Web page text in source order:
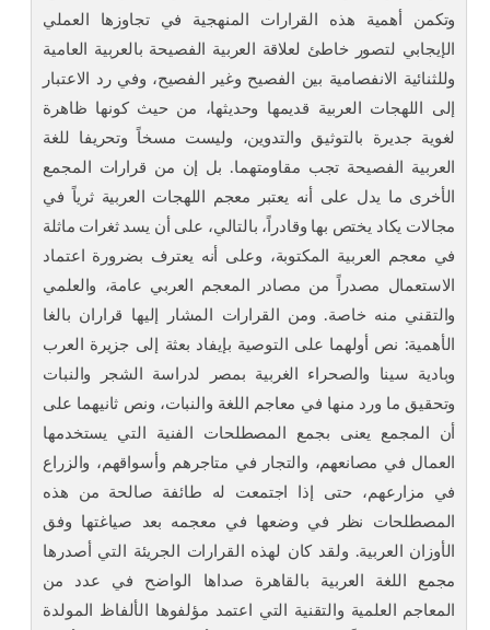
وتكمن أهمية هذه القرارات المنهجية في تجاوزها العملي
الإيجابي لتصور خاطئ لعلاقة العربية الفصيحة بالعربية العامية
وللثنائية الانفصامية بين الفصيح وغير الفصيح، وفي رد الاعتبار
إلى اللهجات العربية قديمها وحديثها، من حيث كونها ظاهرة
لغوية جديرة بالتوثيق والتدوين، وليست مسخاً وتحريفا للغة
العربية الفصيحة تجب مقاومتهما. بل إن من قرارات المجمع
الأخرى ما يدل على أنه يعتبر معجم اللهجات العربية ثرياً في
مجالات يكاد يختص بها وقادراً، بالتالي، على أن يسد ثغرات ماثلة
في معجم العربية المكتوبة، وعلى أنه يعترف بضرورة اعتماد
الاستعمال مصدراً من مصادر المعجم العربي عامة، والعلمي
والتقني منه خاصة. ومن القرارات المشار إليها قراران بالغا
الأهمية: نص أولهما على التوصية بإيفاد بعثة إلى جزيرة العرب
وبادية سينا والصحراء الغربية بمصر لدراسة الشجر والنبات
وتحقيق ما ورد منها في معاجم اللغة والنبات، ونص ثانيهما على
أن المجمع يعنى بجمع المصطلحات الفنية التي يستخدمها
العمال في مصانعهم، والتجار في متاجرهم وأسواقهم، والزراع
في مزارعهم، حتى إذا اجتمعت له طائفة صالحة من هذه
المصطلحات نظر في وضعها في معجمه بعد صياغتها وفق
الأوزان العربية. ولقد كان لهذه القرارات الجريئة التي أصدرها
مجمع اللغة العربية بالقاهرة صداها الواضح في عدد من
المعاجم العلمية والتقنية التي اعتمد مؤلفوها الألفاظ المولدة